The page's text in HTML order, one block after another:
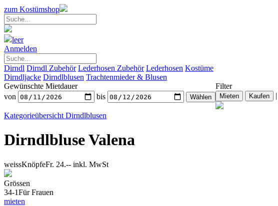
zum Kostümshop
leer
Anmelden
Dirndl Dirndl Zubehör Lederhosen Zubehör Lederhosen Kostüme
Dirndljacke Dirndlblusen Trachtenmieder & Blusen
Gewünschte Mietdauer
von
bis
Filter
|
Kategorieübersicht Dirndlblusen
Dirndlbluse Valena
weissKnöpfeFr. 24.-- inkl. MwSt
Grössen
34-1Für Frauen
mieten